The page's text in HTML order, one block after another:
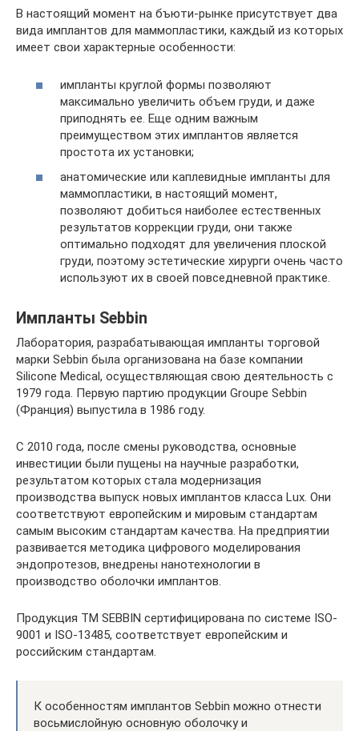
В настоящий момент на бъюти-рынке присутствует два
вида имплантов для маммопластики, каждый из которых
имеет свои характерные особенности:
импланты круглой формы позволяют
максимально увеличить объем груди, и даже
приподнять ее. Еще одним важным
преимуществом этих имплантов является
простота их установки;
анатомические или каплевидные импланты для
маммопластики, в настоящий момент,
позволяют добиться наиболее естественных
результатов коррекции груди, они также
оптимально подходят для увеличения плоской
груди, поэтому эстетические хирурги очень часто
используют их в своей повседневной практике.
Импланты Sebbin
Лаборатория, разрабатывающая импланты торговой
марки Sebbin была организована на базе компании
Silicone Medical, осуществляющая свою деятельность с
1979 года. Первую партию продукции Groupe Sebbin
(Франция) выпустила в 1986 году.
С 2010 года, после смены руководства, основные
инвестиции были пущены на научные разработки,
результатом которых стала модернизация
производства выпуск новых имплантов класса Lux. Они
соответствуют европейским и мировым стандартам
самым высоким стандартам качества. На предприятии
развивается методика цифрового моделирования
эндопротезов, внедрены нанотехнологии в
производство оболочки имплантов.
Продукция ТМ SEBBIN сертифицирована по системе ISO-
9001 и ISO-13485, соответствует европейским и
российским стандартам.
К особенностям имплантов Sebbin можно отнести
восьмислойную основную оболочку и